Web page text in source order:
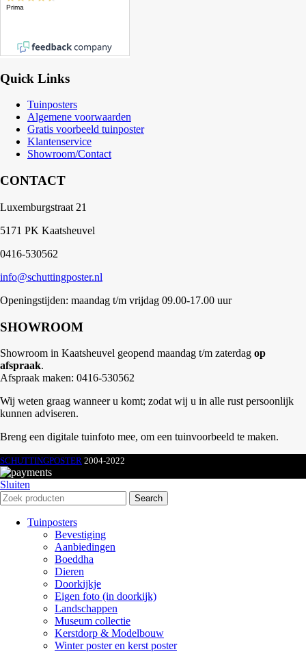
Quick Links
Tuinposters
Algemene voorwaarden
Gratis voorbeeld tuinposter
Klantenservice
Showroom/Contact
CONTACT
Luxemburgstraat 21
5171 PK Kaatsheuvel
0416-530562
info@schuttingposter.nl
Openingstijden: maandag t/m vrijdag 09.00-17.00 uur
SHOWROOM
Showroom in Kaatsheuvel geopend maandag t/m zaterdag op
afspraak.
Afspraak maken: 0416-530562
Wij weten graag wanneer u komt; zodat wij u in alle rust persoonlijk
kunnen adviseren.
Breng een digitale tuinfoto mee, om een tuinvoorbeeld te maken.
SCHUTTINGPOSTER 2004-2022
Sluiten
Search
Tuinposters
Bevestiging
Aanbiedingen
Boeddha
Dieren
Doorkijkje
Eigen foto (in doorkijk)
Landschappen
Museum collectie
Kerstdorp & Modelbouw
Winter poster en kerst poster